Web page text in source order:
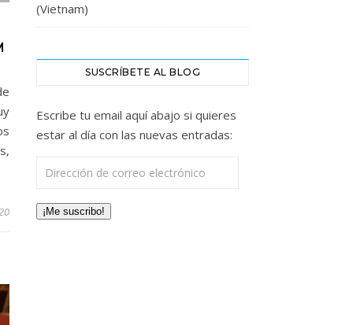
(Vietnam)
SUSCRÍBETE AL BLOG
Escribe tu email aquí abajo si quieres
estar al día con las nuevas entradas:
Dirección de correo electrónico
¡Me suscribo!